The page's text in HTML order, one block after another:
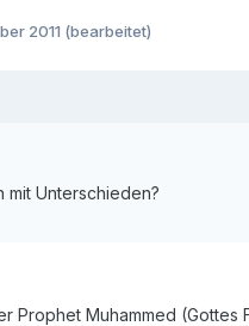
2011 (bearbeitet)
mit Unterschieden?
Prophet Muhammed